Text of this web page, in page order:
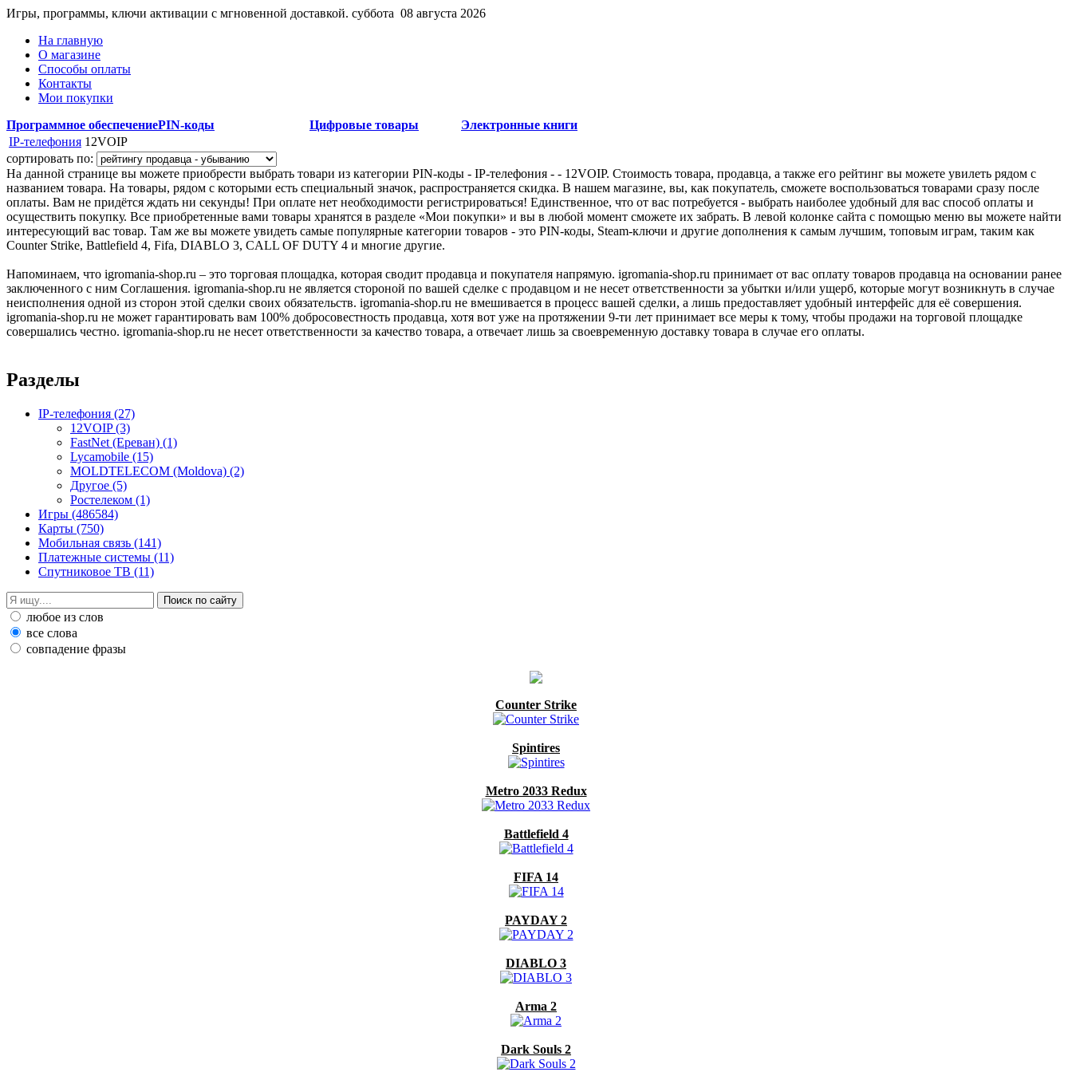
Игры, программы, ключи активации с мгновенной доставкой. суббота 08 августа 2026
На главную
О магазине
Способы оплаты
Контакты
Мои покупки
Программное обеспечениеPIN-коды Цифровые товары
Электронные книги
IP-телефония 12VOIP
сортировать по:
На данной странице вы можете приобрести выбрать товари из категории PIN-коды - IP-телефония - - 12VOIP. Стоимость товара, продавца, а также его рейтинг вы можете увилеть рядом с
названием товара. На товары, рядом с которыми есть специальный значок, распространяется скидка. В нашем магазине, вы, как покупатель, сможете воспользоваться товарами сразу после
оплаты. Вам не придётся ждать ни секунды! При оплате нет необходимости регистрироваться! Единственное, что от вас потребуется - выбрать наиболее удобный для вас способ оплаты и
осуществить покупку. Все приобретенные вами товары хранятся в разделе «Мои покупки» и вы в любой момент сможете их забрать. В левой колонке сайта с помощью меню вы можете найти
интересующий вас товар. Там же вы можете увидеть самые популярные категории товаров - это PIN-коды, Steam-ключи и другие дополнения к самым лучшим, топовым играм, таким как
Counter Strike, Battlefield 4, Fifa, DIABLO 3, CALL OF DUTY 4 и многие другие.
Напоминаем, что igromania-shop.ru – это торговая площадка, которая сводит продавца и покупателя напрямую. igromania-shop.ru принимает от вас оплату товаров продавца на основании ранее
заключенного с ним Соглашения. igromania-shop.ru не является стороной по вашей сделке с продавцом и не несет ответственности за убытки и/или ущерб, которые могут возникнуть в случае
неисполнения одной из сторон этой сделки своих обязательств. igromania-shop.ru не вмешивается в процесс вашей сделки, а лишь предоставляет удобный интерфейс для её совершения.
igromania-shop.ru не может гарантировать вам 100% добросовестность продавца, хотя вот уже на протяжении 9-ти лет принимает все меры к тому, чтобы продажи на торговой площадке
совершались честно. igromania-shop.ru не несет ответственности за качество товара, а отвечает лишь за своевременную доставку товара в случае его оплаты.
Разделы
IP-телефония (27)
12VOIP(3)
FastNet (Ереван) (1)
Lycamobile (15)
MOLDTELECOM (Moldova) (2)
Другое (5)
Ростелеком (1)
Игры (486584)
Карты (750)
Мобильная связь (141)
Платежные системы (11)
Спутниковое ТВ (11)
любое из слов
все слова
совпадение фразы
Counter Strike
Spintires
Metro 2033 Redux
Battlefield 4
FIFA 14
PAYDAY 2
DIABLO 3
Arma 2
Dark Souls 2